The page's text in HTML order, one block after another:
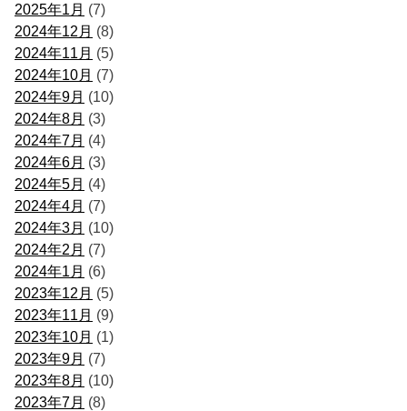
2025年1月 (7)
2024年12月 (8)
2024年11月 (5)
2024年10月 (7)
2024年9月 (10)
2024年8月 (3)
2024年7月 (4)
2024年6月 (3)
2024年5月 (4)
2024年4月 (7)
2024年3月 (10)
2024年2月 (7)
2024年1月 (6)
2023年12月 (5)
2023年11月 (9)
2023年10月 (1)
2023年9月 (7)
2023年8月 (10)
2023年7月 (8)